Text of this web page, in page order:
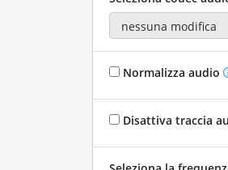
Normalizza audio
Disattiva traccia